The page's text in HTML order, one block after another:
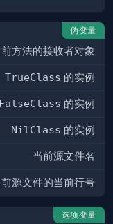
伪变量
方法的接收者对象
TrueClass 的实例
FalseClass 的实例
NilClass 的实例
当前源文件名
源文件的当前行号
选项变量